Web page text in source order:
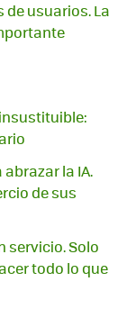
usuarios. La
la IA.
de sus
servicio. Solo
todo lo que